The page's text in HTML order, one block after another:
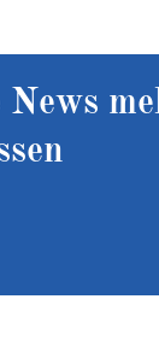
News